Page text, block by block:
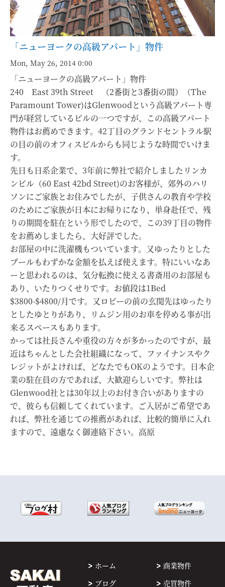
「ニューヨークの高級アパート」物件
Mon, May 26, 2014 0:00
「ニューヨークの高級アパート」物件
240 East 39th Street （2番街と3番街の間）（The
Paramount Tower)はGlenwoodという高級アパート専
門が経営しているビルの一つですが、この高級アパート
物件はお薦めできます。42丁目のグランドセントラル駅
の目の前のオフィスビルからも同じような時間でいけま
す。
先日も日系企業で、3年前に弊社で紹介しましたリンカ
ンビル（60 East 42bd Street)のお客様が、郊外のハリ
ソンにご家族とお住みでしたが、子供さんの教育や学校
のためにご家族が日本にお帰りになり、単身赴任で、残
りの期間を駐在という形でしたので、この39丁目の物件
をお薦めしましたら、大好評でした。
お部屋の中に洗濯機もついています。又ゆったりとした
プールもわずかな金額を払えば使えます。特にいいなあ
ーと思われるのは、気分転換に使える書斎用のお部屋も
あり、いたりつくせりです。お値段は1Bed
$3800-$4800/月です。又ロビーの前の玄関先はゆったり
としたゆとりがあり、リムジン用のお車を停める事が出
来るスペースもあります。
かっては社長さんや重役の方々が多かったのですが、最
近はちゃんとした会社組織になって、ファイナンスやク
レジットがよければ、どなたでもOKのようです。日本企
業の駐在員の方であれば、大歓迎らしいです。弊社は
Glenwood社とは30年以上のお付き合いがありますの
で、彼らも信頼してくれています。ご入居がご希望であ
れば、弊社を通じての推薦があれば、比較的簡単に入れ
ますので、遠慮なく御連絡下さい。高原
ホーム
ブログ
商業物件
売買物件